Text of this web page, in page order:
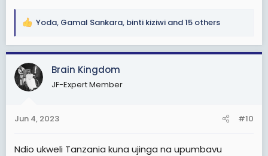
R
a
c
t
i
s
Yoda, Gamal Sankara, binti kiziwi and 15 others
Brain Kingdom
JF-Expert Member
Jun 4, 2023 #10
Ndio ukweli Tanzania kuna ujinga na upumbavu